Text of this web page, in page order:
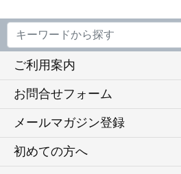
ご利用案内
お問合せフォーム
メールマガジン登録
初めての方へ